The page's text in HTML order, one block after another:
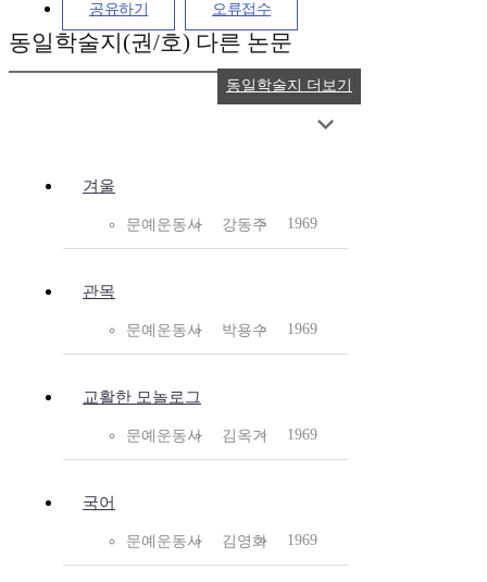
공유하기 오류접수
동일학술지(권/호) 다른 논문
겨울
문예운동사 강동주 1969
관목
문예운동사 박용수 1969
교활한 모놀로그
문예운동사 김옥기 1969
국어
문예운동사 김영화 1969
동일학술지 더보기